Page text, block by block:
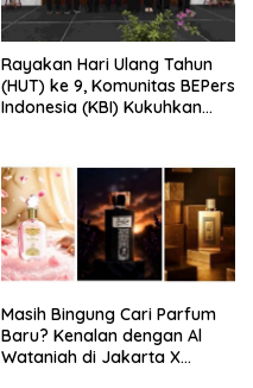
Rayakan Hari Ulang Tahun
(HUT) ke 9, Komunitas BEPers
Indonesia (KBI) Kukuhkan
Tema: “Penguatan dan
Pengembangan Organisasi
KBI yang Berbasis Riset di
seluruh Indonesia dan
Mancanegara”.
Masih Bingung Cari Parfum
Baru? Kenalan dengan Al
Wataniah di Jakarta X